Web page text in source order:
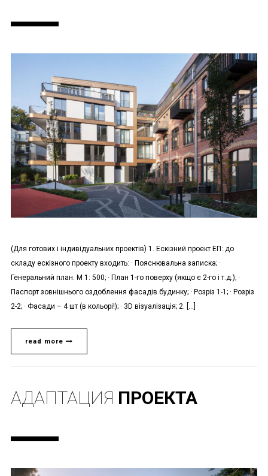
(Для готових і індивідуальних проектів) 1. Ескізний проект ЕП: до
складу ескізного проекту входить: · Пояснювальна записка; ·
Генеральний план. М 1: 500; · План 1-го поверху (якщо є 2-го і т.д.); ·
Паспорт зовнішнього оздоблення фасадів будинку; · Розріз 1-1; · Розріз
2-2; · Фасади – 4 шт (в кольорі!); · 3D візуалізація; 2. […]
read more
АДАПТАЦИЯ ПРОЕКТА